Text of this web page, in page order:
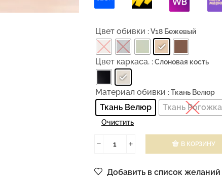
Цвет обивки : V18 Бежевый
Цвет каркаса. : Слоновая кость
Материал обивки : Ткань Велюр
Ткань Велюр Ткань Рогожка
Очистить
В КОРЗИНУ
Добавить в список желаний